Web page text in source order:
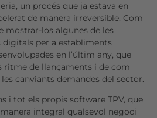
un procés que ja estava en
de manera irreversible. Com
mostrar-los algunes de les
per a establiments
en l’últim any, que
ritme de llançaments i de com
canviants demandes del sector.
i tot els propis software TPV, que
integral qualsevol negoci